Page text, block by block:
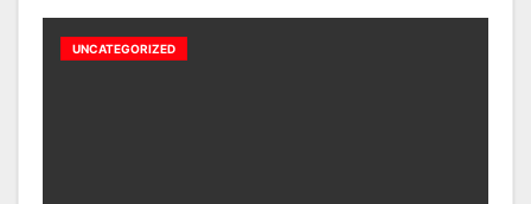
UNCATEGORIZED